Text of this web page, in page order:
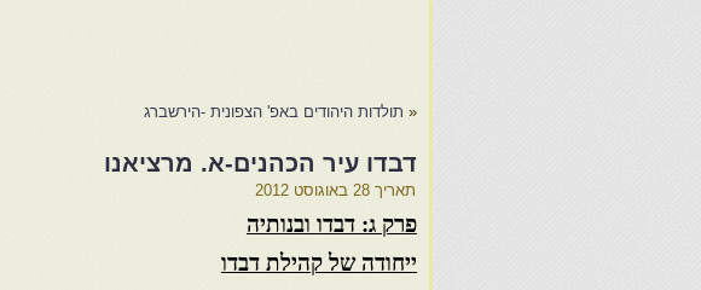
« תולדות היהודים באפ' הצפונית -הירשברג
דבדו עיר הכהנים-א. מרציאנו
תאריך 28 באוגוסט 2012
פרק ג: דבדו ובנותיה
ייחודה של קהילת דבדו